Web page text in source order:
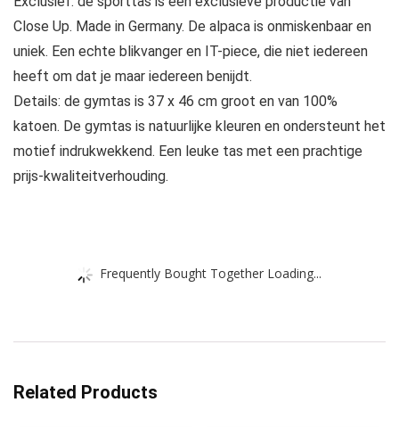
Close Up. Made in Germany. De alpaca is onmiskenbaar en
uniek. Een echte blikvanger en IT-piece, die niet iedereen
heeft om dat je maar iedereen benijdt.
Details: de gymtas is 37 x 46 cm groot en van 100%
katoen. De gymtas is natuurlijke kleuren en ondersteunt het
motief indrukwekkend. Een leuke tas met een prachtige
prijs-kwaliteitverhouding.
Frequently Bought Together Loading...
Related Products